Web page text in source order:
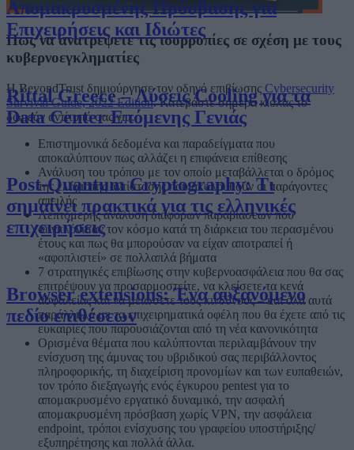
Απομακρυσμένης Πρόσβασης για
Επιχειρήσεις και Ιδιώτες
Rittal Greece – Λύσεις Cooling για τα
Data Center Επόμενης Γενιάς
Post-Quantum Cryptography: Τι
σημαίνει πρακτικά για τις ελληνικές
επιχειρήσεις
Browser extensions: Ένα αυξανόμενο
πεδίο επιθέσεων
Πως να ανατρέψετε τις ισορροπίες σε σχέση με τους
κυβερνοεγκληματίες
Η BeyondTrust δημιούργησε τον οδηγό επιβίωσης Cybersecurity
Survival Guide, 2022 Edition. Κατεβάστε σήμερα κιόλας το
δωρεάν αντίτυπό σας για:
Επιστημονικά δεδομένα και παραδείγματα που
αποκαλύπτουν πως αλλάζει η επιφάνεια επίθεσης
Ανάλυση του τρόπου με τον οποίο μεταβάλλεται ο δρόμος
της ελάχιστης αντίστασης που ακολουθούν οι παράγοντες
απειλής
Λεπτομερής ανάλυση διάφορων παραβιάσεων που
συγκλόνισαν τον κόσμο κατά τη διάρκεια του περασμένου
έτους και πως θα μπορούσαν να είχαν αποτραπεί ή
«αφοπλιστεί» σε πολλαπλά βήματα
7 στρατηγικές επιβίωσης στην κυβερνοασφάλεια που θα σας
επιτρέψουν να προσαρμοστείτε, να κλείσετε τα κενά
ασφαλείας και να μειώσετε τους κινδύνους – και όλα αυτά
παράλληλα με τα επιχειρηματικά οφέλη που θα έχετε από τις
ευκαιρίες που παρουσιάζονται από τη νέα κανονικότητα
Ορισμένα θέματα που καλύπτονται περιλαμβάνουν την
ενίσχυση της άμυνας του υβριδικού σας περιβάλλοντος
πληροφορικής, τη διαχείριση προνομίων και των ευπαθειών,
τον τρόπο διεξαγωγής ενός έγκυρου pentest για το
απομακρυσμένο εργατικό δυναμικό, την ασφαλή
απομακρυσμένη πρόσβαση χωρίς VPN, την ασφάλεια
endpoint, τρόποι ενίσχυσης του γραφείου υποστήριξης/
εξυπηρέτησης και πολλά άλλα.